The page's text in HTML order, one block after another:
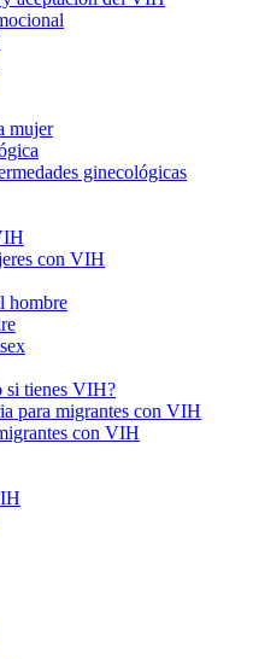
mujer
ginecológicas
con VIH
hombre
si tienes VIH?
para migrantes con VIH
con VIH